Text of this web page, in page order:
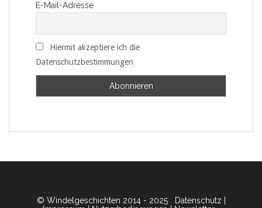
E-Mail-Adresse
Hiermit akzeptiere ich die
Datenschutzbestimmungen
© Windelgeschichten 2014 - 2025 Datenschutz